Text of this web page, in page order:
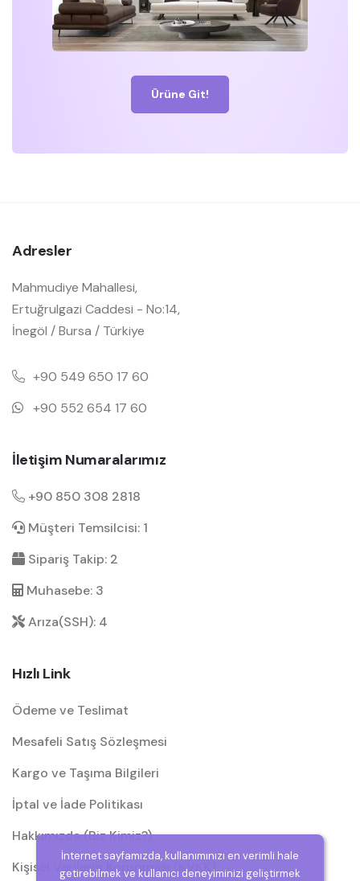
Ürüne Git!
Adresler
Mahmudiye Mahallesi,
Ertuğrulgazi Caddesi - No:14,
İnegöl / Bursa / Türkiye
+90 549 650 17 60
+90 552 654 17 60
İletişim Numaralarımız
+90 850 308 2818
Müşteri Temsilcisi: 1
Sipariş Takip: 2
Muhasebe: 3
Arıza(SSH): 4
Hızlı Link
Ödeme ve Teslimat
Mesafeli Satış Sözleşmesi
Kargo ve Taşıma Bilgileri
İptal ve İade Politikası
Hakkımızda (Biz Kimiz?)
Kişisel Verilerin Korunması (KVKK)
İnternet sayfamızda, kullanımınızı en verimli hale
getirebilmek ve kullanıcı deneyiminizi geliştirmek